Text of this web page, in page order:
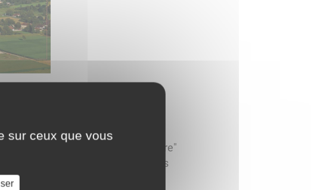
"Val d'Amour entre Airs et Terre"
terre" de photos touristiques des
sur ceux que vous